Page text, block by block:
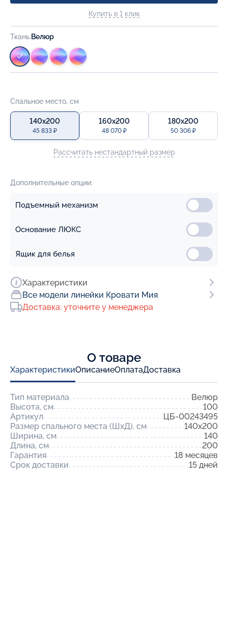
О товаре
ХарактеристикиОписаниеОплатаДоставка
Тип материала
Велюр
Высота, см
100
Артикул
ЦБ-00243495
Размер спального места (ШхД), см
140x200
Ширина, см
140
Длина, см
200
Гарантия
18 месяцев
Срок доставки
15 дней
Купить в 1 клик
Ткань:Велюр
Спальное место, см
140x200
45 833 ₽
160x200
48 070 ₽
180x200
50 306 ₽
Рассчитать нестандартный размер
Дополнительные опции:
Подъемный механизм
Основание ЛЮКС
Ящик для белья
Характеристики
Все модели линейки Кровати Мия
Доставка: уточните у менеджера